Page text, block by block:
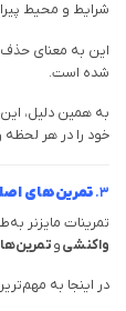
شرایط و محیط
این به معنای
شده است.
به همین دلیل،
خود را در هر
۳. تمرین‌های
تمرینات مایزنر
واکنشیو
در اینجا به